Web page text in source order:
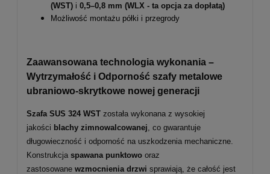
(WST) i 0,5–0,8 mm (WLX - ta opcja za dopłatą)
Możliwość montażu półki i przegrody
Zaawansowana technologia wykonania –
Wytrzymałość i Odporność szafy metalowe
ubraniowo-skrytkowe nowej generacji
Szafa SUS 324 WST została wykonana z wysokiej
jakości blachy zimnowalcowanej , co gwarantuje
długowieczność i odporność na uszkodzenia mechaniczne.
Konstrukcja spawana punktowo oraz
zastosowane wzmocnienia drzwi sprawiają, że całość jest